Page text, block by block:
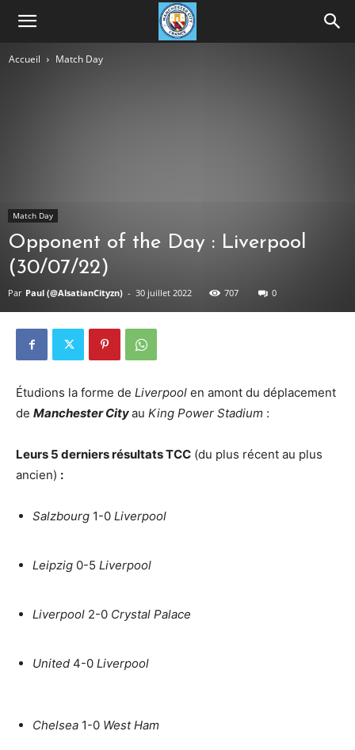
Accueil Match Day
Match Day
Opponent of the Day : Liverpool
(30/07/22)
Par Paul (@AlsatianCityzn) - 30 juillet 2022 707 0
Étudions la forme de Liverpool en amont du déplacement
de Manchester Cityau King Power Stadium :
Leurs 5 derniers résultats TCC (du plus récent au plus
ancien) :
Salzbourg 1-0 Liverpool
Leipzig 0-5 Liverpool
Liverpool 2-0 Crystal Palace
United 4-0 Liverpool
Chelsea 1-0 West Ham